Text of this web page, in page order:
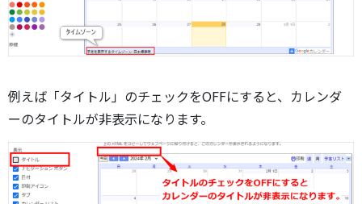
例えば「タイトル」のチェックをOFFにすると、カレンダ
ーのタイトルが非表示になります。